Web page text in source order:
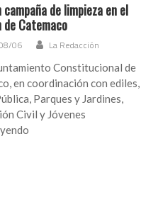
campaña de limpieza en el
de Catemaco
06 La Redacción
Constitucional de
en coordinación con ediles,
Parques y Jardines,
Civil y Jóvenes